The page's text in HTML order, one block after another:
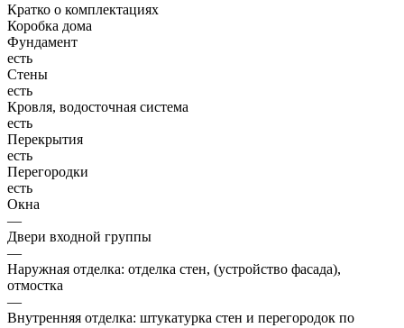
Кратко о комплектациях
Коробка дома
Фундамент
есть
Стены
есть
Кровля, водосточная система
есть
Перекрытия
есть
Перегородки
есть
Окна
—
Двери входной группы
—
Наружная отделка: отделка стен, (устройство фасада),
отмостка
—
Внутренняя отделка: штукатурка стен и перегородок по